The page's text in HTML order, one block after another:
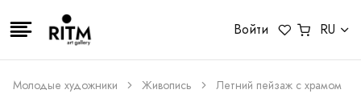
Войти RU
Молодые художники Живопись Летний пейзаж с храмом